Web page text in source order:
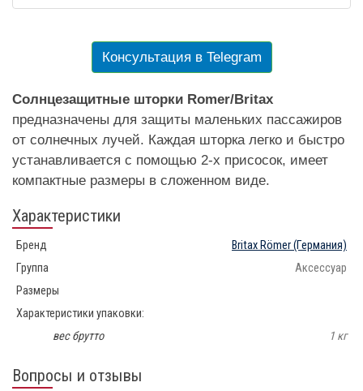
Консультация в Telegram
Солнцезащитные шторки Romer/Britax
предназначены для защиты маленьких пассажиров
от солнечных лучей. Каждая шторка легко и быстро
устанавливается с помощью 2-х присосок, имеет
компактные размеры в сложенном виде.
Характеристики
Бренд Britax Römer(Германия)
Группа
Аксессуар
Размеры
Характеристики упаковки:
вес брутто
1 кг
Вопросы и отзывы